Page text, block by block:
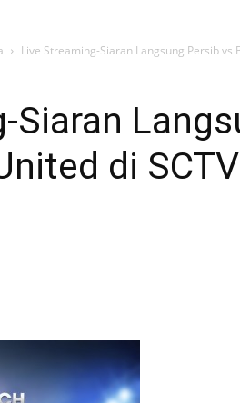
Live Streaming-Siaran Langsung Persib vs
Siaran
di